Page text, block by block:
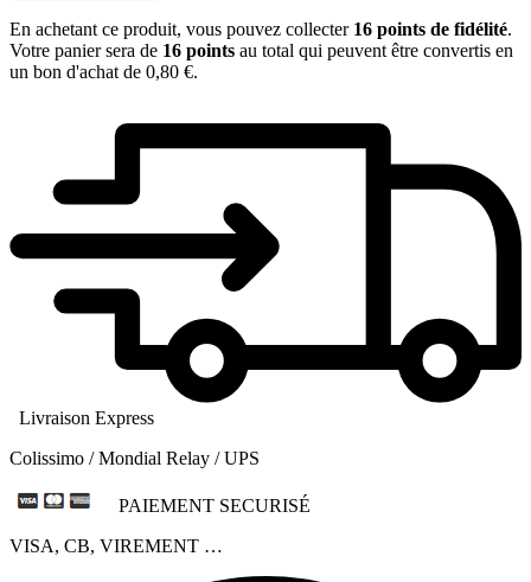
En achetant ce produit, vous pouvez collecter 16 points de fidélité.
Votre panier sera de 16 points au total qui peuvent être convertis en
un bon d'achat de 0,80 €.
Livraison Express
Colissimo / Mondial Relay / UPS
PAIEMENT SECURISÉ
VISA, CB, VIREMENT …